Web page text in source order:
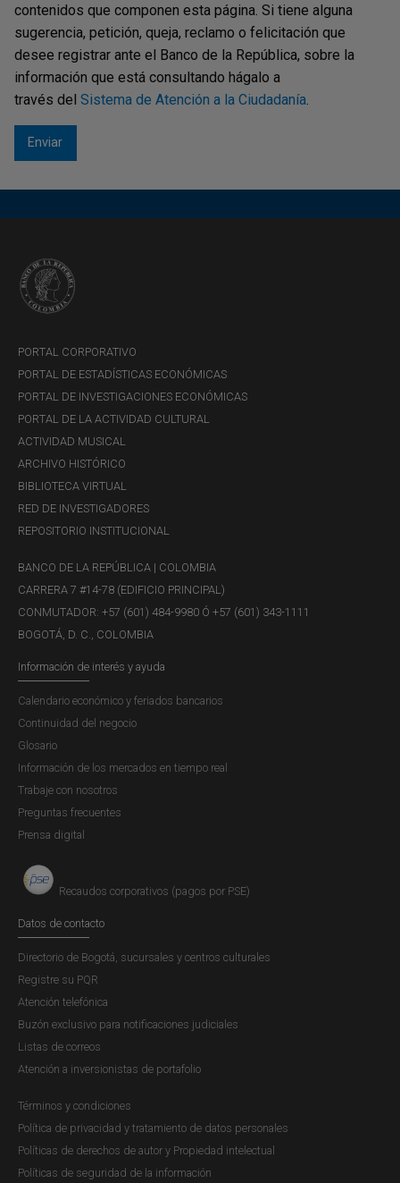
contenidos que componen esta página. Si tiene alguna
sugerencia, petición, queja, reclamo o felicitación que
desee registrar ante el Banco de la República, sobre la
información que está consultando hágalo a
través del Sistema de Atención a la Ciudadanía
PORTAL CORPORATIVO
PORTAL DE ESTADÍSTICAS ECONÓMICAS
PORTAL DE INVESTIGACIONES ECONÓMICAS
PORTAL DE LA ACTIVIDAD CULTURAL
ACTIVIDAD MUSICAL
ARCHIVO HISTÓRICO
BIBLIOTECA VIRTUAL
RED DE INVESTIGADORES
REPOSITORIO INSTITUCIONAL
BANCO DE LA REPÚBLICA | COLOMBIA
CARRERA 7 #14-78 (EDIFICIO PRINCIPAL)
CONMUTADOR: +57 (601) 484-9980 Ó +57 (601) 343-1111
BOGOTÁ, D. C., COLOMBIA
Información de interés y ayuda
Calendario económico y feriados bancarios
Continuidad del negocio
Glosario
Información de los mercados en tiempo real
Trabaje con nosotros
Preguntas frecuentes
Prensa digital
Recaudos corporativos (pagos por PSE)
Datos de contacto
Directorio de Bogotá, sucursales y centros culturales
Registre su PQR
Atención telefónica
Buzón exclusivo para notificaciones judiciales
Listas de correos
Atención a inversionistas de portafolio
Términos y condiciones
Política de privacidad y tratamiento de datos personales
Políticas de derechos de autor y Propiedad intelectual
Políticas de seguridad de la información